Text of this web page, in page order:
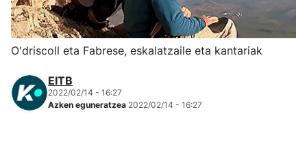
Herri-kirolak
Eskubaloia
Kirolak 360
O'driscoll eta Fabrese, eskalatzaile eta kantariak
EITB
2022/02/14 - 16:27
Azken eguneratzea 2022/02/14 - 16:27